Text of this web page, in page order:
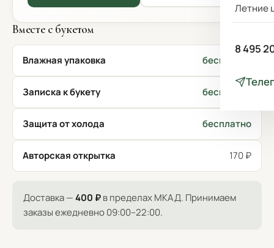
Летние
8 495
Вместе с букетом
Влажная упаковка бесплатно
Записка к букету бесплатно
Защита от холода бесплатно
Авторская открытка 170 ₽
Доставка —400 ₽в пределах МКАД. Принимаем
заказы ежедневно 09:00–22:00.